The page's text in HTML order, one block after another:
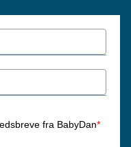
fra BabyDan*